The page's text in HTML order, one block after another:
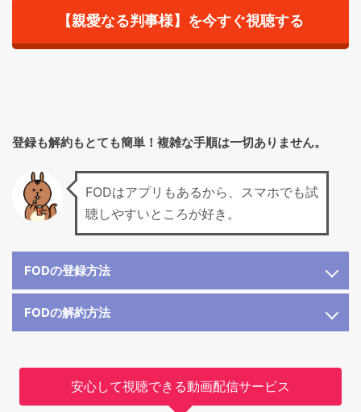
【親愛なる判事様】を今すぐ視聴する
登録も解約もとても簡単！複雑な手順は一切ありません。
FODはアプリもあるから、スマホでも試
聴しやすいところが好き。
FODの登録方法
FODの解約方法
安心して視聴できる動画配信サービス